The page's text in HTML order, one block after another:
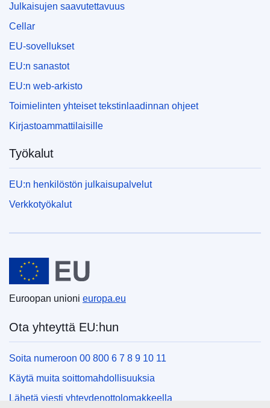
Julkaisujen saavutettavuus
Cellar
EU-sovellukset
EU:n sanastot
EU:n web-arkisto
Toimielinten yhteiset tekstinlaadinnan ohjeet
Kirjastoammattilaisille
Työkalut
EU:n henkilöstön julkaisupalvelut
Verkkotyökalut
Euroopan unioni
Euroopan unioni europa.eu
Ota yhteyttä EU:hun
Soita numeroon 00 800 6 7 8 9 10 11
Käytä muita soittomahdollisuuksia
Lähetä viesti yhteydenottolomakkeella